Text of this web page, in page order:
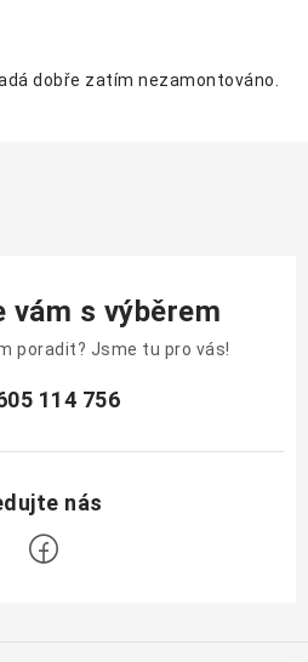
dobře zatím nezamontováno.
vám s výběrem
poradit? Jsme tu pro vás!
114 756